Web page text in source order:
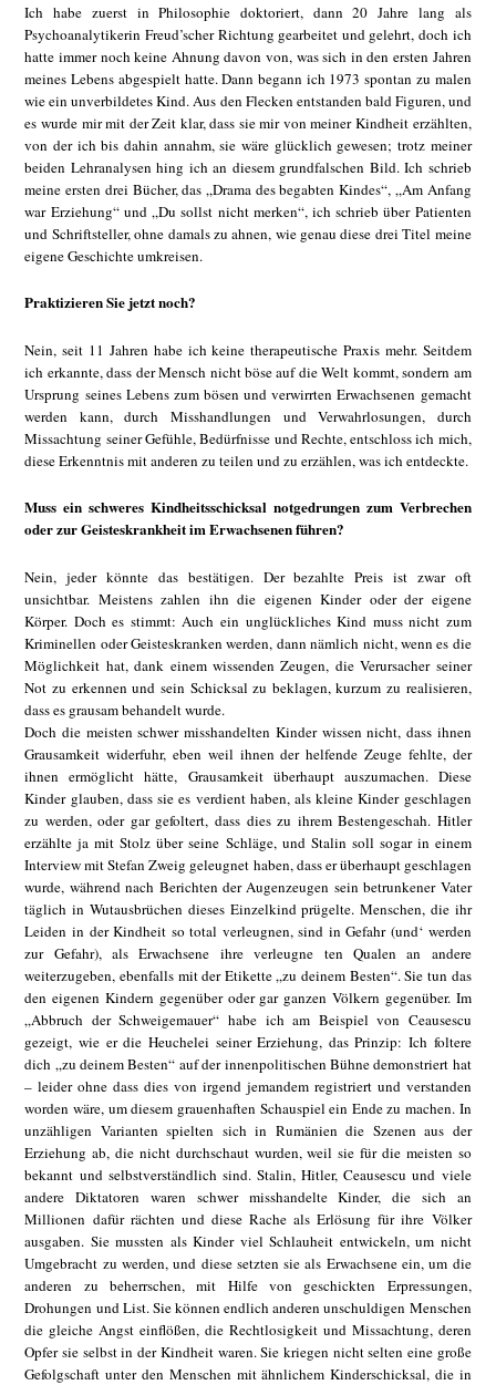
Ich habe zuerst in Philosophie doktoriert, dann 20 Jahre lang als
Psychoanalytikerin Freud’scher Richtung gearbeitet und gelehrt, doch ich
hatte immer noch keine Ahnung davon von, was sich in den ersten Jahren
meines Lebens abgespielt hatte. Dann begann ich 1973 spontan zu malen
wie ein unverbildetes Kind. Aus den Flecken entstanden bald Figuren, und
es wurde mir mit der Zeit klar, dass sie mir von meiner Kindheit erzählten,
von der ich bis dahin annahm, sie wäre glücklich gewesen; trotz meiner
beiden Lehranalysen hing ich an diesem grundfalschen Bild. Ich schrieb
meine ersten drei Bücher, das „Drama des begabten Kindes“, „Am Anfang
war Erziehung“ und „Du sollst nicht merken“, ich schrieb über Patienten
und Schriftsteller, ohne damals zu ahnen, wie genau diese drei Titel meine
eigene Geschichte umkreisen.
Praktizieren Sie jetzt noch?
Nein, seit 11 Jahren habe ich keine therapeutische Praxis mehr. Seitdem
ich erkannte, dass der Mensch nicht böse auf die Welt kommt, sondern am
Ursprung seines Lebens zum bösen und verwirrten Erwachsenen gemacht
werden kann, durch Misshandlungen und Verwahrlosungen, durch
Missachtung seiner Gefühle, Bedürfnisse und Rechte, entschloss ich mich,
diese Erkenntnis mit anderen zu teilen und zu erzählen, was ich entdeckte.
Muss ein schweres Kindheitsschicksal notgedrungen zum Verbrechen
oder zur Geisteskrankheit im Erwachsenen führen?
Nein, jeder könnte das bestätigen. Der bezahlte Preis ist zwar oft
unsichtbar. Meistens zahlen ihn die eigenen Kinder oder der eigene
Körper. Doch es stimmt: Auch ein unglückliches Kind muss nicht zum
Kriminellen oder Geisteskranken werden, dann nämlich nicht, wenn es die
Möglichkeit hat, dank einem wissenden Zeugen, die Verursacher seiner
Not zu erkennen und sein Schicksal zu beklagen, kurzum zu realisieren,
dass es grausam behandelt wurde.
Doch die meisten schwer misshandelten Kinder wissen nicht, dass ihnen
Grausamkeit widerfuhr, eben weil ihnen der helfende Zeuge fehlte, der
ihnen ermöglicht hätte, Grausamkeit überhaupt auszumachen. Diese
Kinder glauben, dass sie es verdient haben, als kleine Kinder geschlagen
zu werden, oder gar gefoltert, dass dies zu ihrem Bestengeschah. Hitler
erzählte ja mit Stolz über seine Schläge, und Stalin soll sogar in einem
Interview mit Stefan Zweig geleugnet haben, dass er überhaupt geschlagen
wurde, während nach Berichten der Augenzeugen sein betrunkener Vater
täglich in Wutausbrüchen dieses Einzelkind prügelte. Menschen, die ihr
Leiden in der Kindheit so total verleugnen, sind in Gefahr (und‘ werden
zur Gefahr), als Erwachsene ihre verleugne ten Qualen an andere
weiterzugeben, ebenfalls mit der Etikette „zu deinem Besten“. Sie tun das
den eigenen Kindern gegenüber oder gar ganzen Völkern gegenüber. Im
„Abbruch der Schweigemauer“ habe ich am Beispiel von Ceausescu
gezeigt, wie er die Heuchelei seiner Erziehung, das Prinzip: Ich foltere
dich „zu deinem Besten“ auf der innenpolitischen Bühne demonstriert hat
– leider ohne dass dies von irgend jemandem registriert und verstanden
worden wäre, um diesem grauenhaften Schauspiel ein Ende zu machen. In
unzähligen Varianten spielten sich in Rumänien die Szenen aus der
Erziehung ab, die nicht durchschaut wurden, weil sie für die meisten so
bekannt und selbstverständlich sind. Stalin, Hitler, Ceausescu und viele
andere Diktatoren waren schwer misshandelte Kinder, die sich an
Millionen dafür rächten und diese Rache als Erlösung für ihre Völker
ausgaben. Sie mussten als Kinder viel Schlauheit entwickeln, um nicht
Umgebracht zu werden, und diese setzten sie als Erwachsene ein, um die
anderen zu beherrschen, mit Hilfe von geschickten Erpressungen,
Drohungen und List. Sie können endlich anderen unschuldigen Menschen
die gleiche Angst einflößen, die Rechtlosigkeit und Missachtung, deren
Opfer sie selbst in der Kindheit waren. Sie kriegen nicht selten eine große
Gefolgschaft unter den Menschen mit ähnlichem Kinderschicksal, die in